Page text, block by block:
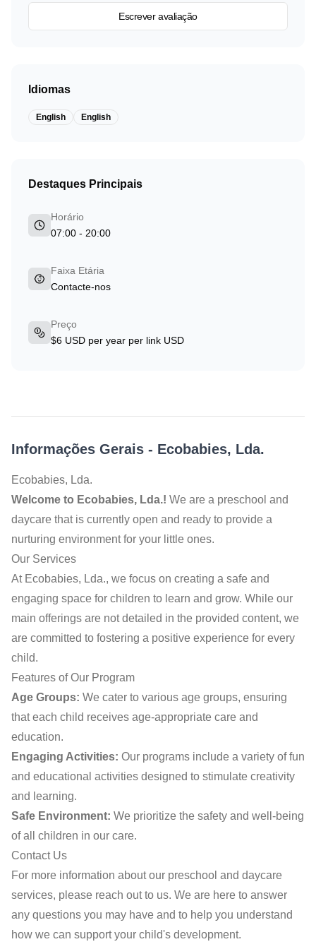
Informações Gerais - Ecobabies, Lda.
Ecobabies, Lda.
Welcome to Ecobabies, Lda.! We are a preschool and
daycare that is currently open and ready to provide a
nurturing environment for your little ones.
Our Services
At Ecobabies, Lda., we focus on creating a safe and
engaging space for children to learn and grow. While our
main offerings are not detailed in the provided content, we
are committed to fostering a positive experience for every
child.
Features of Our Program
Age Groups: We cater to various age groups, ensuring
that each child receives age-appropriate care and
education.
Engaging Activities: Our programs include a variety of fun
and educational activities designed to stimulate creativity
and learning.
Safe Environment: We prioritize the safety and well-being
of all children in our care.
Contact Us
For more information about our preschool and daycare
services, please reach out to us. We are here to answer
any questions you may have and to help you understand
how we can support your child's development.
Escrever avaliação
Idiomas
English English
Destaques Principais
Horário
07:00 - 20:00
Faixa Etária
Contacte-nos
Preço
$6 USD per year per link USD